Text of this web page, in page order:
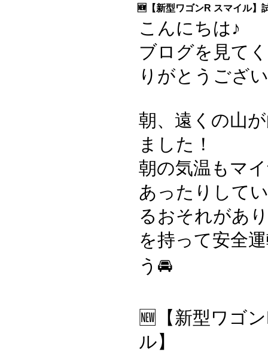
🆕【新型ワゴンR スマイル】
こんにちは♪
ブログを見て
りがとうござ
朝、遠くの山
ました！
朝の気温もマ
あったりして
るおそれがあ
を持って安全
う🚘
🆕【新型ワゴ
ル】